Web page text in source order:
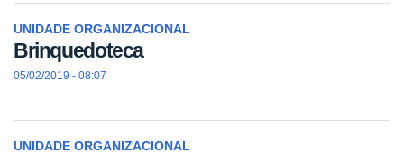
UNIDADE ORGANIZACIONAL
Brinquedoteca
05/02/2019 - 08:07
UNIDADE ORGANIZACIONAL